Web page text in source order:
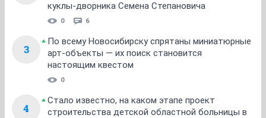
куклы-дворника Семена Степановича
0 6
3
По всему Новосибирску спрятаны миниатюрные
арт-объекты — их поиск становится
настоящим квестом
0
4
Стало известно, на каком этапе проект
строительства детской областной больницы в